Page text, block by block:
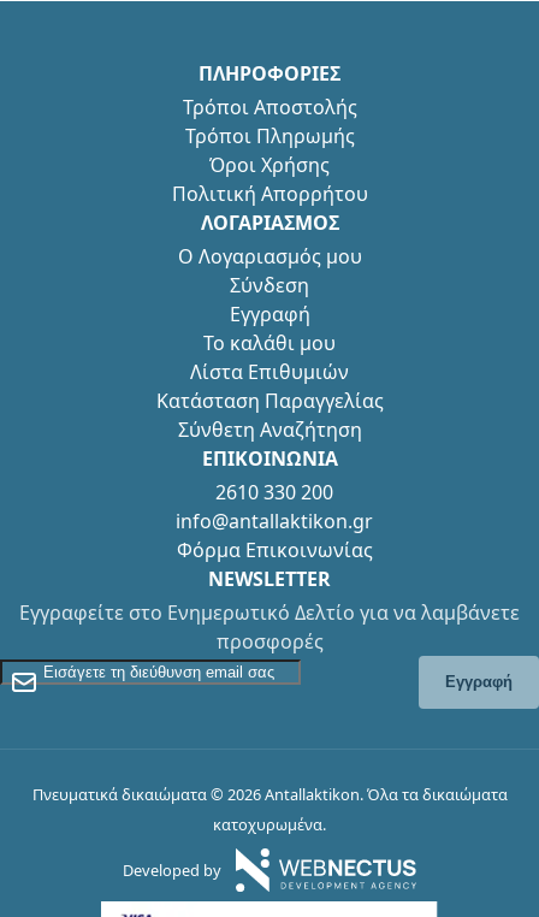
ΠΛΗΡΟΦΟΡΙΕΣ
Τρόποι Αποστολής
Τρόποι Πληρωμής
Όροι Χρήσης
Πολιτική Απορρήτου
ΛΟΓΑΡΙΑΣΜΟΣ
Ο Λογαριασμός μου
Σύνδεση
Εγγραφή
Το καλάθι μου
Λίστα Επιθυμιών
Κατάσταση Παραγγελίας
Σύνθετη Αναζήτηση
ΕΠΙΚΟΙΝΩΝΙΑ
2610 330 200
info@antallaktikon.gr
Φόρμα Επικοινωνίας
NEWSLETTER
Εγγραφείτε στο Ενημερωτικό Δελτίο για να λαμβάνετε
προσφορές
Εγγραφείτε στο Newsletter
Εγγραφή
Πνευματικά δικαιώματα © 2026 Antallaktikon. Όλα τα δικαιώματα
κατοχυρωμένα.
Developed by